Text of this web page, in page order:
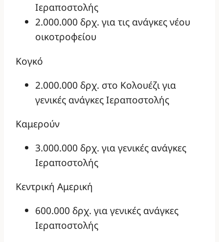
Ιεραποστολής
2.000.000 δρχ. για τις ανάγκες νέου
οικοτροφείου
Κογκό
2.000.000 δρχ. στο Κολουέζι για
γενικές ανάγκες Ιεραποστολής
Καμερούν
3.000.000 δρχ. για γενικές ανάγκες
Ιεραποστολής
Κεντρική Αμερική
600.000 δρχ. για γενικές ανάγκες
Ιεραποστολής